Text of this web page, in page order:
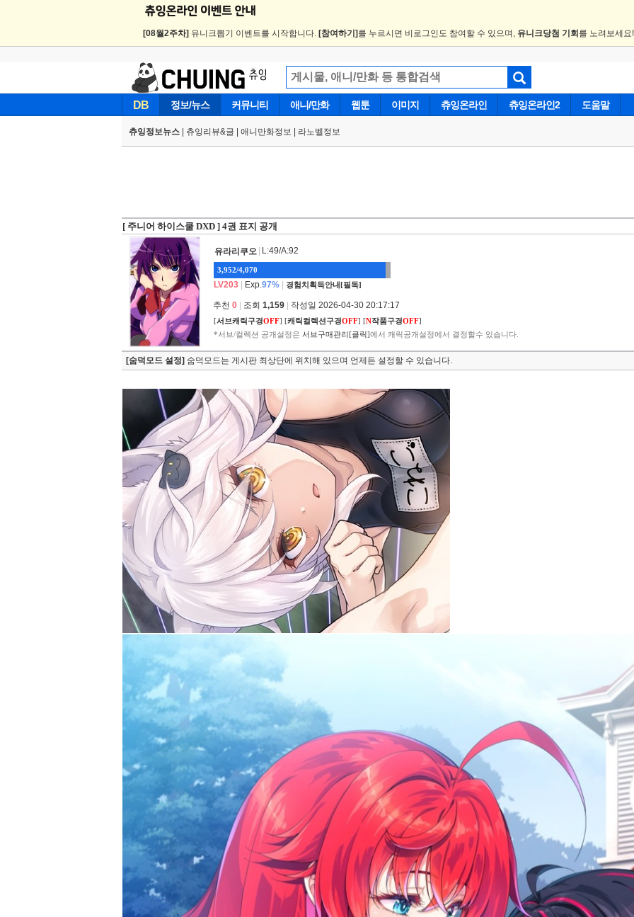
[08월2주차] 유니크뽑기 이벤트를 시작합니다. [참여하기] 를 누르시면 비로그인도 참여할 수 있으며, 유니크당첨 기회 를 노려보세
DB 정보/뉴스 커뮤니티 애니/만화 웹툰 이미지 츄잉온라인 츄잉온라인2 도움말
츄잉정보뉴스 츄잉리뷰&글 애니만화정보 라노벨정보
[ 주니어 하이스쿨 DXD ] 4권 표지 공개
유라리쿠오 L:49/A:92
3,952/4,070
LV203 Exp.97% 경험치획득안내[필독]
추천 0 조회 1,159 작성일 2026-04-30 20:17:17
[서브캐릭구경OFF] [캐릭컬렉션구경OFF] [N작품구경OFF]
*서브/컬렉션 공개설정은 서브구매관리[클릭]에서 캐릭공개설정에서 결정할수 있습니다.
[숨덕모드 설정] 숨덕모드는 게시판 최상단에 위치해 있으며 언제든 설정할 수 있습니다.